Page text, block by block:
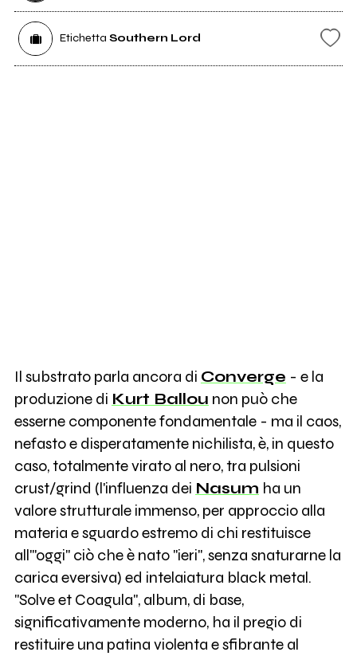
Etichetta Southern Lord
Il substrato parla ancora di Converge - e la
produzione di Kurt Ballou non può che
esserne componente fondamentale - ma il caos,
nefasto e disperatamente nichilista, è, in questo
caso, totalmente virato al nero, tra pulsioni
crust/grind (l'influenza dei Nasum ha un
valore strutturale immenso, per approccio alla
materia e sguardo estremo di chi restituisce
all'"oggi" ciò che è nato "ieri", senza snaturarne la
carica eversiva) ed intelaiatura black metal.
"Solve et Coagula", album, di base,
significativamente moderno, ha il pregio di
restituire una patina violenta e sfibrante al